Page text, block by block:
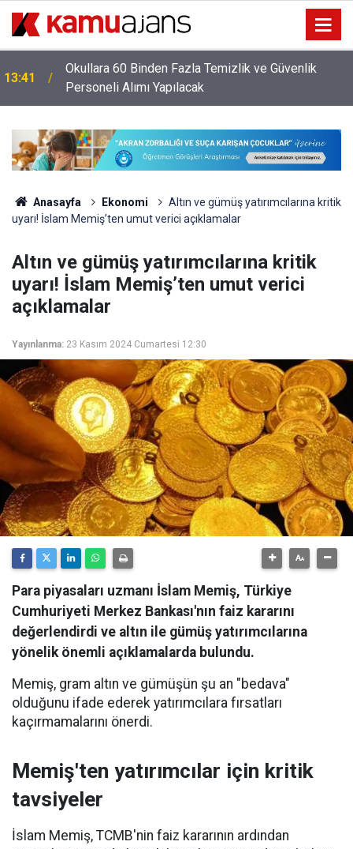
13:41
Okullara 60 Binden Fazla Temizlik ve Güvenlik
Personeli Alımı Yapılacak
Anasayfa Ekonomi
Altın ve gümüş yatırımcılarına kritik
uyarı! İslam Memiş’ten umut verici açıklamalar
Altın ve gümüş yatırımcılarına kritik
uyarı! İslam Memiş’ten umut verici
açıklamalar
Yayınlanma: 23 Kasım 2024 Cumartesi 12:30
Para piyasaları uzmanı İslam Memiş, Türkiye
Cumhuriyeti Merkez Bankası'nın faiz kararını
değerlendirdi ve altın ile gümüş yatırımcılarına
yönelik önemli açıklamalarda bulundu.
Memiş, gram altın ve gümüşün şu an "bedava"
olduğunu ifade ederek yatırımcılara fırsatları
kaçırmamalarını önerdi.
Memiş'ten yatırımcılar için kritik
tavsiyeler
İslam Memiş, TCMB'nin faiz kararının ardından